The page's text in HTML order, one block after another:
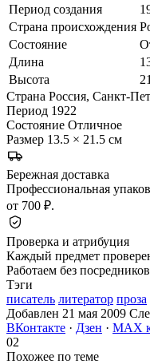
Период создания
Страна происхождения
Состояние
Длина
Высота
Страна Россия, Санкт-
Период 1922
Состояние Отличное
Размер 13.5 × 21.5 см
Бережная доставка
Профессиональная
от 700 ₽.
Проверка и атрибуция
Каждый предмет
Работаем без
Тэги
писатель литератор проза
Добавлен 21 мая 2009
ВКонтакте · Дзен · MAX
02
Похожее по теме